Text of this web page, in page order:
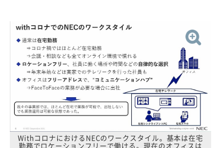
WithコロナにおけるNECのワークスタイル。基本は在宅
勤務でロケーションフリーで働ける。現在のオフィスは